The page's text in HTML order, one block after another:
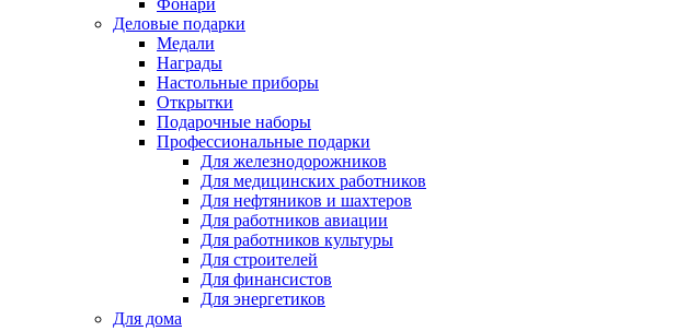
Фонари
Деловые подарки
Медали
Награды
Настольные приборы
Открытки
Подарочные наборы
Профессиональные подарки
Для железнодорожников
Для медицинских работников
Для нефтяников и шахтеров
Для работников авиации
Для работников культуры
Для строителей
Для финансистов
Для энергетиков
Для дома